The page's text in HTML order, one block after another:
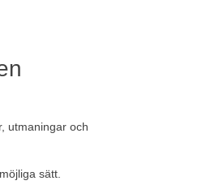
utmaningar och
sätt.